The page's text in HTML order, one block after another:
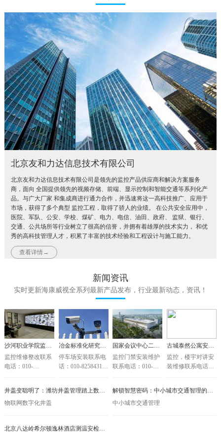
北京友和力达信息技术有限公司
北京友和力达信息技术有限公司是领先的监控产品供应商和解决方案服务
商，面向 全国提供领先的视频存储、前端、显示控制和智能交通等系列化产
品。与广大厂家 和集成商进行通力合作，并迅速将这一高科技推广、应用于
市场，获得了多个典型 监控工程，取得了骄人的业绩。 在公共安全应用中，
医院、军队、公安、学校、煤矿、电力、电信、油田、政府、 监狱、银行、
交通、公共场所等行业树立了很高的信誉，并拥有着雄厚的技术实力， 和优
秀的高科技管理人才，积累了丰富的技术经验和工程设计与施工能力。
查看详情→
新闻资讯
实时更新海康威视全系列最新产品发布，行业最新动态，资讯！
沙河职业学院监控整改项目开工
监控维修整改联系
电话：010-
18610501889
冶金标准化研究院停车场项目开工
停车场安装联系电
话：010-82584318
国家会议中心二期监控门禁项目竣工验收
监控门禁安装维护
联系电话：010-
18610501889
古城泰然公寓安防系统竣工验收
监控，楼宇对讲安
装维修联系电话：
18610501889
井盖变聪明了：潍坊井盖管理踏上数字化之路
物联网数字化井盖
解锁智慧密码：中小城市交通智理的宜春模式
中小城市交通管理